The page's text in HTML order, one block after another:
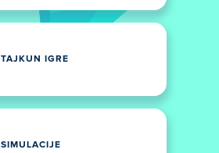
TAJKUN IGRE
SIMULACIJE